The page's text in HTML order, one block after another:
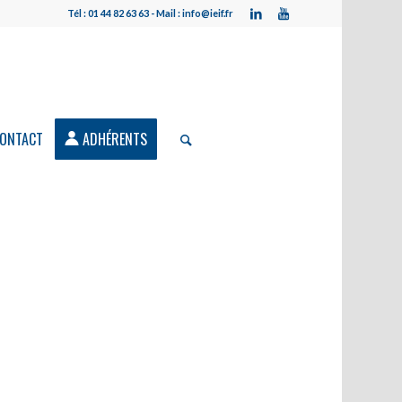
Tél : 01 44 82 63 63 - Mail : info@ieif.fr
ADHÉRENTS